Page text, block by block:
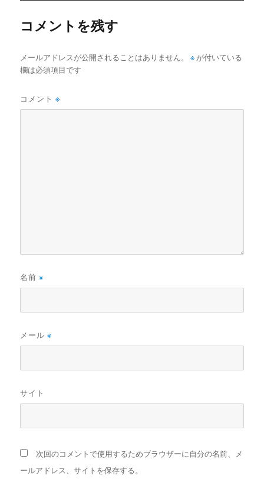
コメントを残す
メールアドレスが公開されることはありません。 ※ が付いている
欄は必須項目です
コメント※
名前※
メール※
サイト
次回のコメントで使用するためブラウザーに自分の名前、メ
ールアドレス、サイトを保存する。